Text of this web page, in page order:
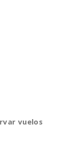
vuelos